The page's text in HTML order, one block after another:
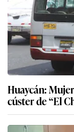
Huaycán:
cúster de “El